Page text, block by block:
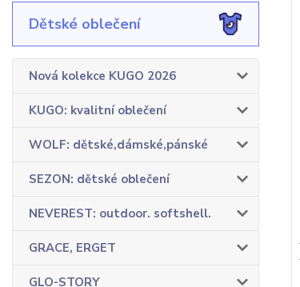
Dětské oblečení
Nová kolekce KUGO 2026
KUGO: kvalitní oblečení
WOLF: dětské,dámské,pánské
SEZON: dětské oblečení
NEVEREST: outdoor. softshell.
GRACE, ERGET
GLO-STORY